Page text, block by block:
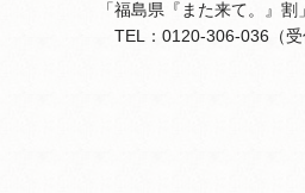
「福島県『また来て。』
TEL：0120-306-036（受